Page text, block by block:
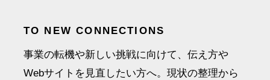
TO NEW CONNECTIONS
事業の転機や新しい挑戦に向けて、伝え方や
Webサイトを見直したい方へ。現状の整理から